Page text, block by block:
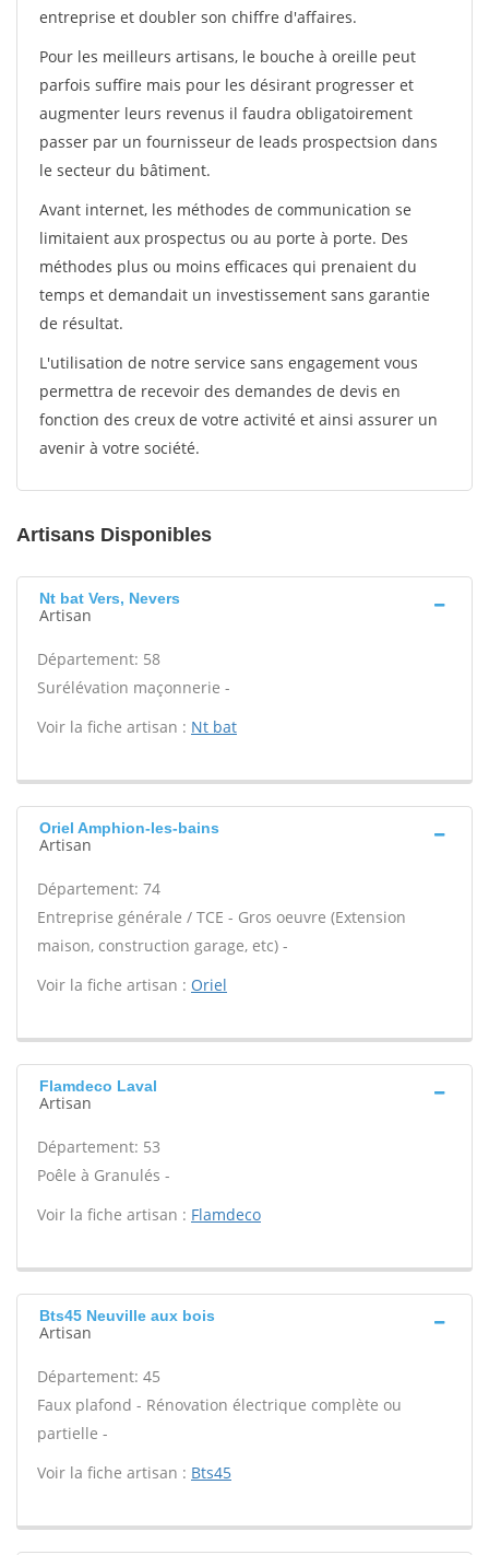
entreprise et doubler son chiffre d'affaires.
Pour les meilleurs artisans, le bouche à oreille peut
parfois suffire mais pour les désirant progresser et
augmenter leurs revenus il faudra obligatoirement
passer par un fournisseur de leads prospectsion dans
le secteur du bâtiment.
Avant internet, les méthodes de communication se
limitaient aux prospectus ou au porte à porte. Des
méthodes plus ou moins efficaces qui prenaient du
temps et demandait un investissement sans garantie
de résultat.
L'utilisation de notre service sans engagement vous
permettra de recevoir des demandes de devis en
fonction des creux de votre activité et ainsi assurer un
avenir à votre société.
Artisans Disponibles
Nt bat Vers, Nevers
Artisan
Département: 58
Surélévation maçonnerie -
Voir la fiche artisan : Nt bat
Oriel Amphion-les-bains
Artisan
Département: 74
Entreprise générale / TCE - Gros oeuvre (Extension
maison, construction garage, etc) -
Voir la fiche artisan : Oriel
Flamdeco Laval
Artisan
Département: 53
Poêle à Granulés -
Voir la fiche artisan : Flamdeco
Bts45 Neuville aux bois
Artisan
Département: 45
Faux plafond - Rénovation électrique complète ou
partielle -
Voir la fiche artisan : Bts45